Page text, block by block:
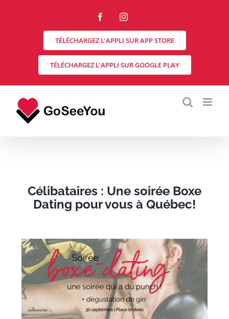
FacebookInstagram
TÉLÉCHARGEZ L’APPLI SUR APP STORE
TÉLÉCHARGEZ L’APPLI SUR GOOGLE PLAY
Célibataires : Une soirée Boxe
Dating pour vous à Québec!